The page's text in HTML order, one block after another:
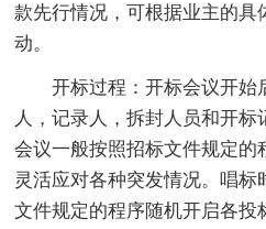
款先行情况，可根据业主的具
动。
开标过程：开标会议开始
人，记录人，拆封人员和开
会议一般按照招标文件规定的
灵活应对各种突发情况。唱
文件规定的程序随机开启各投